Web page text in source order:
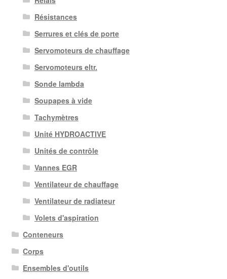
Résistances
Serrures et clés de porte
Servomoteurs de chauffage
Servomoteurs eltr.
Sonde lambda
Soupapes à vide
Tachymètres
Unité HYDROACTIVE
Unités de contrôle
Vannes EGR
Ventilateur de chauffage
Ventilateur de radiateur
Volets d'aspiration
Conteneurs
Corps
Ensembles d'outils